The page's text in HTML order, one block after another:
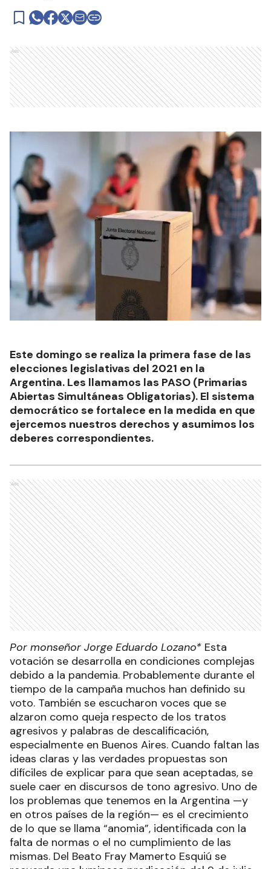
Ads
Este domingo se realiza la primera fase de las
elecciones legislativas del 2021 en la
Argentina. Les llamamos las PASO (Primarias
Abiertas Simultáneas Obligatorias). El sistema
democrático se fortalece en la medida en que
ejercemos nuestros derechos y asumimos los
deberes correspondientes.
Ads
Por monseñor Jorge Eduardo Lozano* Esta
votación se desarrolla en condiciones complejas
debido a la pandemia. Probablemente durante el
tiempo de la campaña muchos han definido su
voto. También se escucharon voces que se
alzaron como queja respecto de los tratos
agresivos y palabras de descalificación,
especialmente en Buenos Aires. Cuando faltan las
ideas claras y las verdades propuestas son
difíciles de explicar para que sean aceptadas, se
suele caer en discursos de tono agresivo. Uno de
los problemas que tenemos en la Argentina —y
en otros países de la región— es el crecimiento
de lo que se llama “anomia”, identificada con la
falta de normas o el no cumplimiento de las
mismas. Del Beato Fray Mamerto Esquiú se